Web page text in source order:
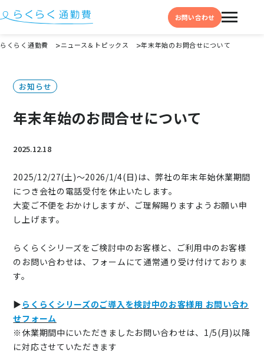
お問い合わせ
選ばれる理由
事例
料金
よくある質問
お役立ち情報
お役立ち資料
通勤費システム適合診断
導入効果シミュレーション
らくらく通勤費 ニュース＆トピックス 年末年始のお問合せについて
お知らせ
年末年始のお問合せについて
2025.12.18
2025/12/27(土)～2026/1/4(日)は、弊社の年末年始休業期間
につき会社の電話受付を休止いたします。
大変ご不便をおかけしますが、ご理解賜りますようお願い申
し上げます。
らくらくシリーズをご検討中のお客様と、ご利用中のお客様
のお問い合わせは、フォームにて通常通り受け付けておりま
す。
▶ らくらくシリーズのご導入を検討中のお客様用 お問い合わ
せフォーム
※休業期間中にいただきましたお問い合わせは、1/5(月)以降
に対応させていただきます